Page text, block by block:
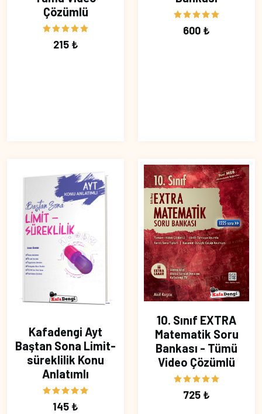
Çözümlü
215 ₺
600 ₺
Kafadengi Ayt
Baştan Sona Limit-
süreklilik Konu
Anlatımlı
145 ₺
10. Sınıf EXTRA
Matematik Soru
Bankası - Tümü
Video Çözümlü
725 ₺